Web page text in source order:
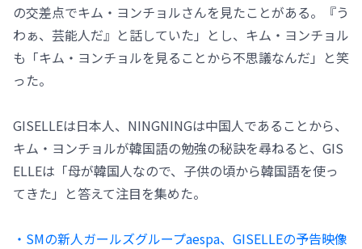
の交差点でキム・ヨンチョルさんを見たことがある。『う
わぁ、芸能人だ』と話していた」とし、キム・ヨンチョル
も「キム・ヨンチョルを見ることから不思議なんだ」と笑
った。
GISELLEは日本人、NINGNINGは中国人であることから、
キム・ヨンチョルが韓国語の勉強の秘訣を尋ねると、GIS
ELLEは「母が韓国人なので、子供の頃から韓国語を使っ
てきた」と答えて注目を集めた。
・SMの新人ガールズグループaespa、GISELLEの予告映像